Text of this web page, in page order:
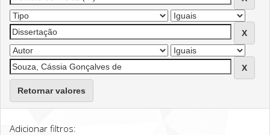
Retornar valores
Adicionar filtros: